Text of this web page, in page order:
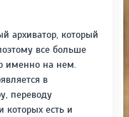
архиватор, который
все больше
именно на нем.
в
переводу
которых есть и